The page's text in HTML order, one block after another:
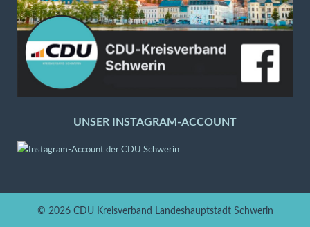
UNSER INSTAGRAM-ACCOUNT
© 2026 CDU Kreisverband Landeshauptstadt Schwerin